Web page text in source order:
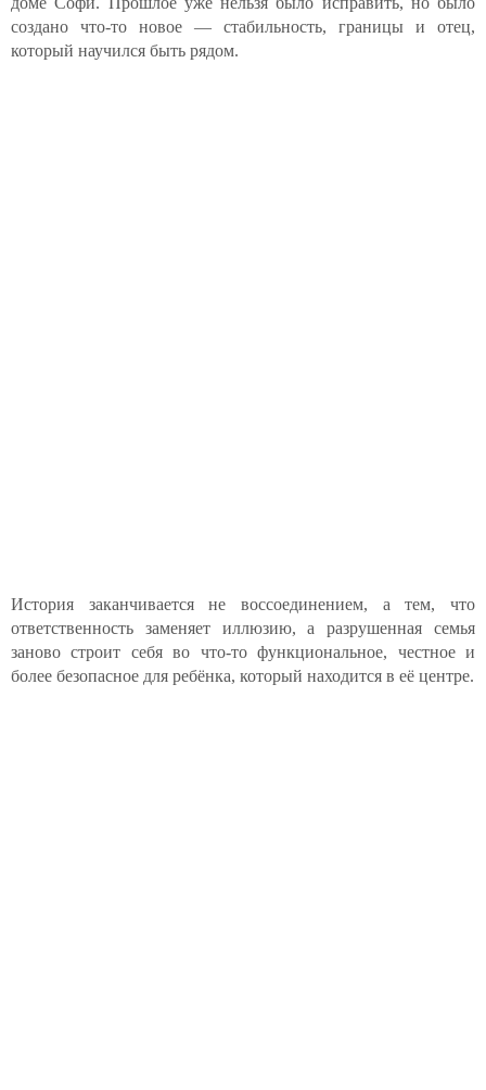
создано что-то новое — стабильность, границы и отец,
который научился быть рядом.
История заканчивается не воссоединением, а тем, что
ответственность заменяет иллюзию, а разрушенная семья
заново строит себя во что-то функциональное, честное и
более безопасное для ребёнка, который находится в её центре.